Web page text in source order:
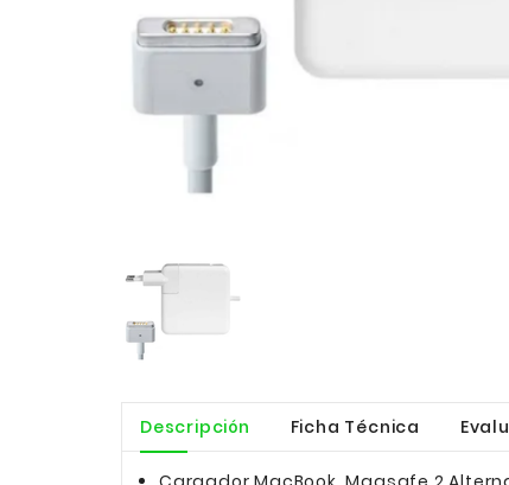
Descripción Ficha Técnica